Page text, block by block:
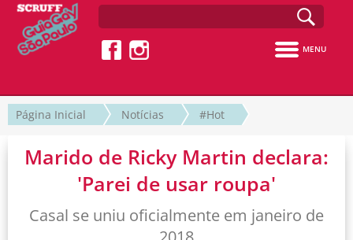
MENU
Página Inicial Notícias #Hot
Marido de Ricky Martin declara:
'Parei de usar roupa'
Casal se uniu oficialmente em janeiro de